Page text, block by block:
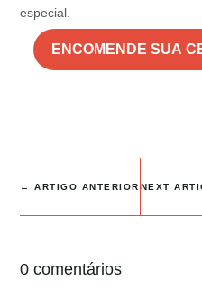
especial.
ENCOMENDE SUA
←ARTIGO ANTERIOR NEXT
0 comentários